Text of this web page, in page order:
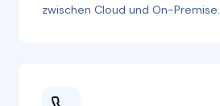
zwischen Cloud und On-Premise.